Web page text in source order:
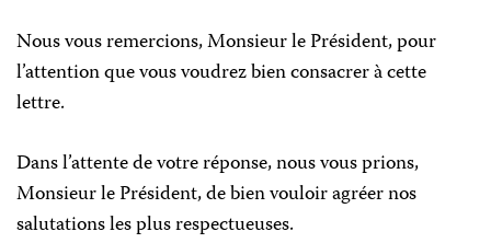
Nous vous remercions, Monsieur le Président, pour
l’attention que vous voudrez bien consacrer à cette
lettre.
Dans l’attente de votre réponse, nous vous prions,
Monsieur le Président, de bien vouloir agréer nos
salutations les plus respectueuses.